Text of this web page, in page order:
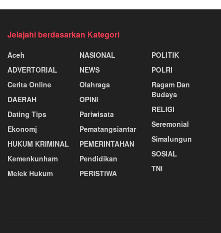
Jelajahi berdasarkan Kategori
Aceh
ADVERTORIAL
Cerita Online
DAERAH
Dating Tips
Ekonomj
HUKUM KRIMINAL
Kemenkunham
Melek Hukum
NASIONAL
NEWS
Olahraga
OPINI
Pariwisata
Pematangsiantar
PEMERINTAHAN
Pendidikan
PERISTIWA
POLITIK
POLRI
Ragam Dan
Budaya
RELIGI
Seremonial
Simalungun
SOSIAL
TNI